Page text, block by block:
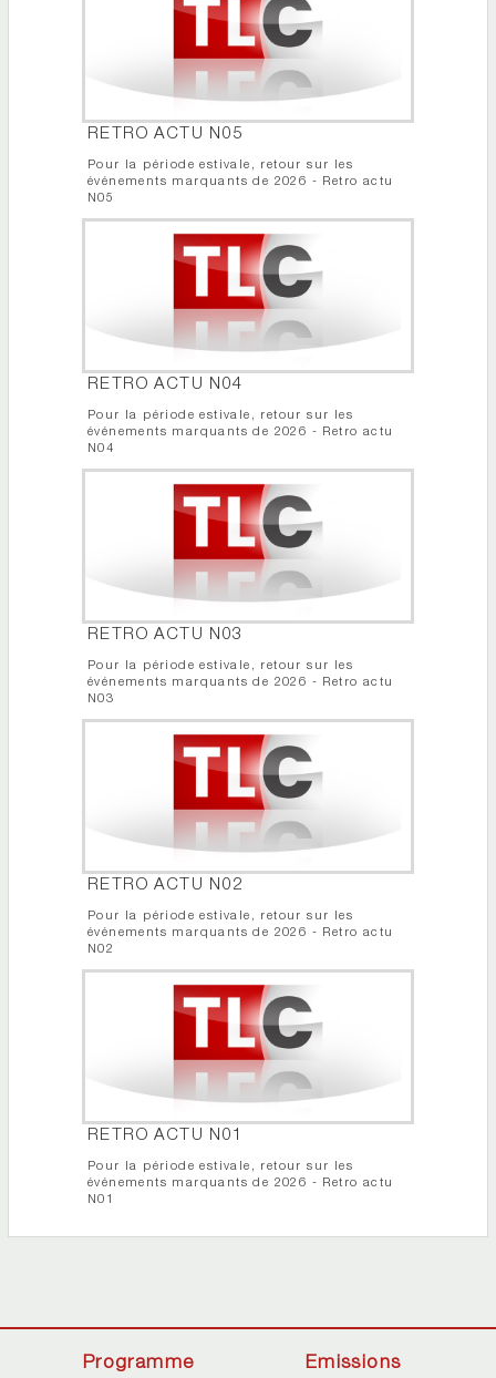
RETRO ACTU N05
Pour la période estivale, retour sur les
événements marquants de 2026 - Retro actu
N05
RETRO ACTU N04
Pour la période estivale, retour sur les
événements marquants de 2026 - Retro actu
N04
RETRO ACTU N03
Pour la période estivale, retour sur les
événements marquants de 2026 - Retro actu
N03
RETRO ACTU N02
Pour la période estivale, retour sur les
événements marquants de 2026 - Retro actu
N02
RETRO ACTU N01
Pour la période estivale, retour sur les
événements marquants de 2026 - Retro actu
N01
Programme Emissions